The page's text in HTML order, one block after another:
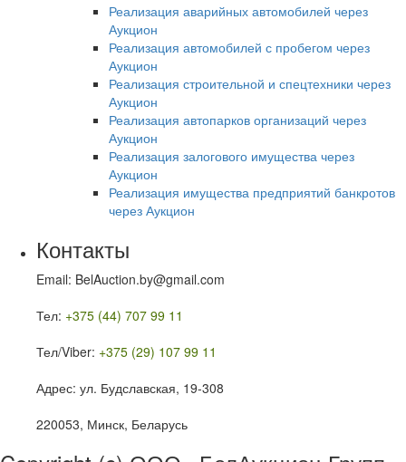
Реализация аварийных автомобилей через
Аукцион
Реализация автомобилей с пробегом через
Аукцион
Реализация строительной и спецтехники через
Аукцион
Реализация автопарков организаций через
Аукцион
Реализация залогового имущества через
Аукцион
Реализация имущества предприятий банкротов
через Аукцион
Контакты
Email: BelAuction.by@gmail.com
Тел: +375 (44) 707 99 11
Тел/Viber: +375 (29) 107 99 11
Адрес: ул. Будславская, 19-308
220053, Минск, Беларусь